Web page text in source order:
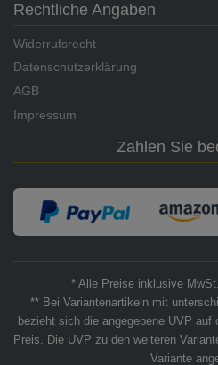
Rechtliche Angaben
Widerrufsrecht
Datenschutzerklärung
AGB
Impressum
Zahlen Sie
* Alle Preise inklusive
** Bei Variantenartikeln mit
bezieht sich die angegebene UVP
Preis. Die UVP zu den weiteren
Variante